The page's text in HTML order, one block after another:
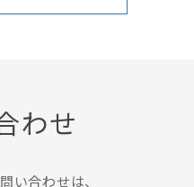
わせ
い合わせは、